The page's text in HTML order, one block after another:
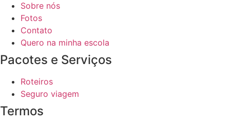
Sobre nós
Fotos
Contato
Quero na minha escola
Pacotes e Serviços
Roteiros
Seguro viagem
Termos